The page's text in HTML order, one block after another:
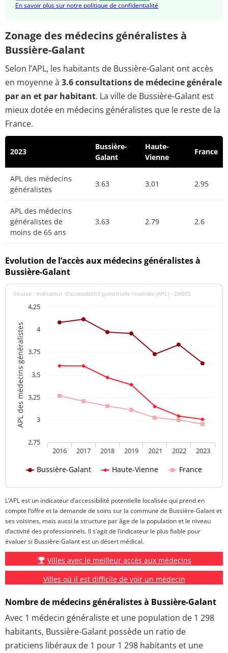
En savoir plus sur notre politique de confidentialité
Zonage des médecins généralistes à
Bussière-Galant
Selon l’APL, les habitants de Bussière-Galant ont accès
en moyenne à 3.6 consultations de médecine générale
par an et par habitant. La ville de Bussière-Galant est
mieux dotée en médecins généralistes que le reste de la
France.
2023
Bussière-
Galant
Haute-
Vienne
France
APL des médecins
généralistes
3.63 3.01 2.95
APL des médecins
généralistes de
moins de 65 ans
3.63 2.79 2.6
Evolution de l’accès aux médecins généralistes à
Bussière-Galant
APL des médecins généralistes
Source : indicateur d’accessibilité potentielle localisée (APL) - DREES
Bussière-Galant Haute-Vienne France
2016 2017 2018 2019 2021 2022 2023
2,75
3
3,25
3,5
3,75
4
4,25
L’APL est un indicateur d’accessibilité potentielle localisée qui prend en
compte l’offre et la demande de soins sur la commune de Bussière-Galant et
ses voisines, mais aussi la structure par âge de la population et le niveau
d’activité des professionnels. Il s’agit de l’indicateur le plus fiable pour
évaluer si Bussière-Galant est un désert médical.
Villes avec le meilleur accès aux médecins
Villes où il est difficile de voir un médecin
Nombre de médecins généralistes à Bussière-Galant
Avec 1 médecin généraliste et une population de 1 298
habitants, Bussière-Galant possède un ratio de
praticiens libéraux de 1 pour 1 298 habitants et une